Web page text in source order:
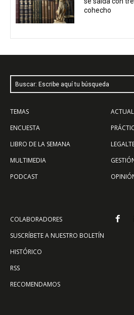
cohecho
Buscar: Escribe aquí tu búsqueda
TEMAS
ENCUESTA
LIBRO DE LA SEMANA
MULTIMEDIA
PODCAST
COLABORADORES
SUSCRÍBETE A NUESTRO BOLETÍN
HISTÓRICO
RSS
RECOMENDAMOS